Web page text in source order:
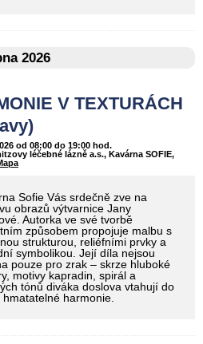
2026
V TEXTURÁCH
od 08:00 do 19:00 hod.
léčebné lázně a.s., Kavárna SOFIE,
Sofie Vás srdečně zve na
obrazů výtvarnice Jany
Autorka ve své tvorbě
způsobem propojuje malbu s
strukturou, reliéfními prvky a
symbolikou. Její díla nejsou
pouze pro zrak – skrze hluboké
motivy kapradin, spirál a
tónů diváka doslova vtahují do
hmatatelné harmonie.